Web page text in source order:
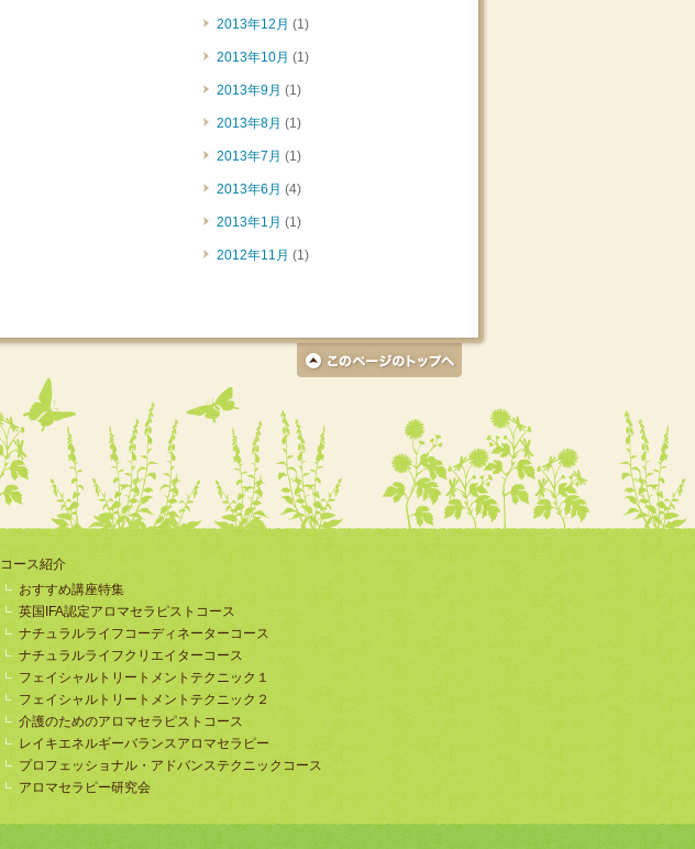
2013年12月 (1)
2013年10月 (1)
2013年9月 (1)
2013年8月 (1)
2013年7月 (1)
2013年6月 (4)
2013年1月 (1)
2012年11月 (1)
コース紹介
おすすめ講座特集
英国IFA認定アロマセラピストコース
ナチュラルライフコーディネーターコース
ナチュラルライフクリエイターコース
フェイシャルトリートメントテクニック１
フェイシャルトリートメントテクニック２
介護のためのアロマセラピストコース
レイキエネルギーバランスアロマセラピー
プロフェッショナル・アドバンステクニックコース
アロマセラピー研究会